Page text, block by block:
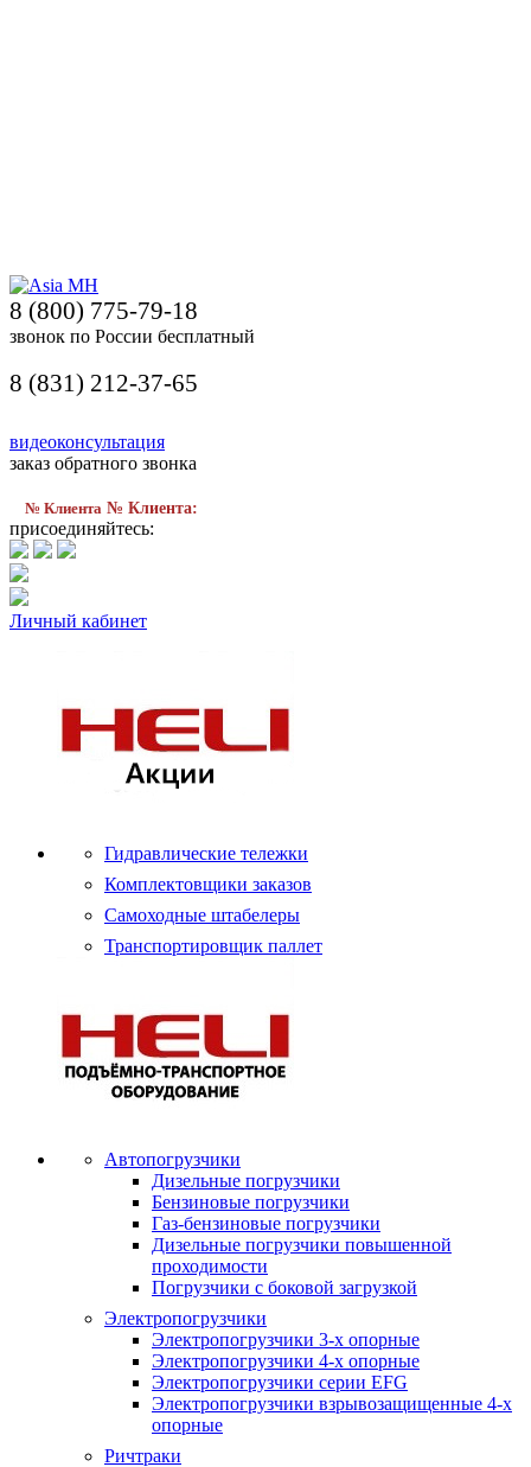
8 (800) 775-79-18
звонок по России бесплатный
8 (831) 212-37-65
видеоконсультация
заказ обратного звонка
№ Клиента № Клиента:
присоединяйтесь:
Личный кабинет
Гидравлические тележки
Комплектовщики заказов
Самоходные штабелеры
Транспортировщик паллет
Автопогрузчики
Дизельные погрузчики
Бензиновые погрузчики
Газ-бензиновые погрузчики
Дизельные погрузчики повышенной
проходимости
Погрузчики с боковой загрузкой
Электропогрузчики
Электропогрузчики 3-х опорные
Электропогрузчики 4-х опорные
Электропогрузчики серии EFG
Электропогрузчики взрывозащищенные 4-х
опорные
Ричтраки